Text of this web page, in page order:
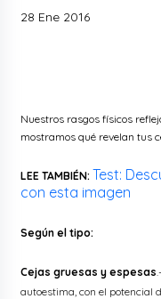
28 Ene 2016
Nuestros rasgos físicos
mostramos qué revelan tus
LEE TAMBIÉN: Test:
con esta imagen
Según el tipo:
Cejas gruesas y espesas
autoestima, con el potencial